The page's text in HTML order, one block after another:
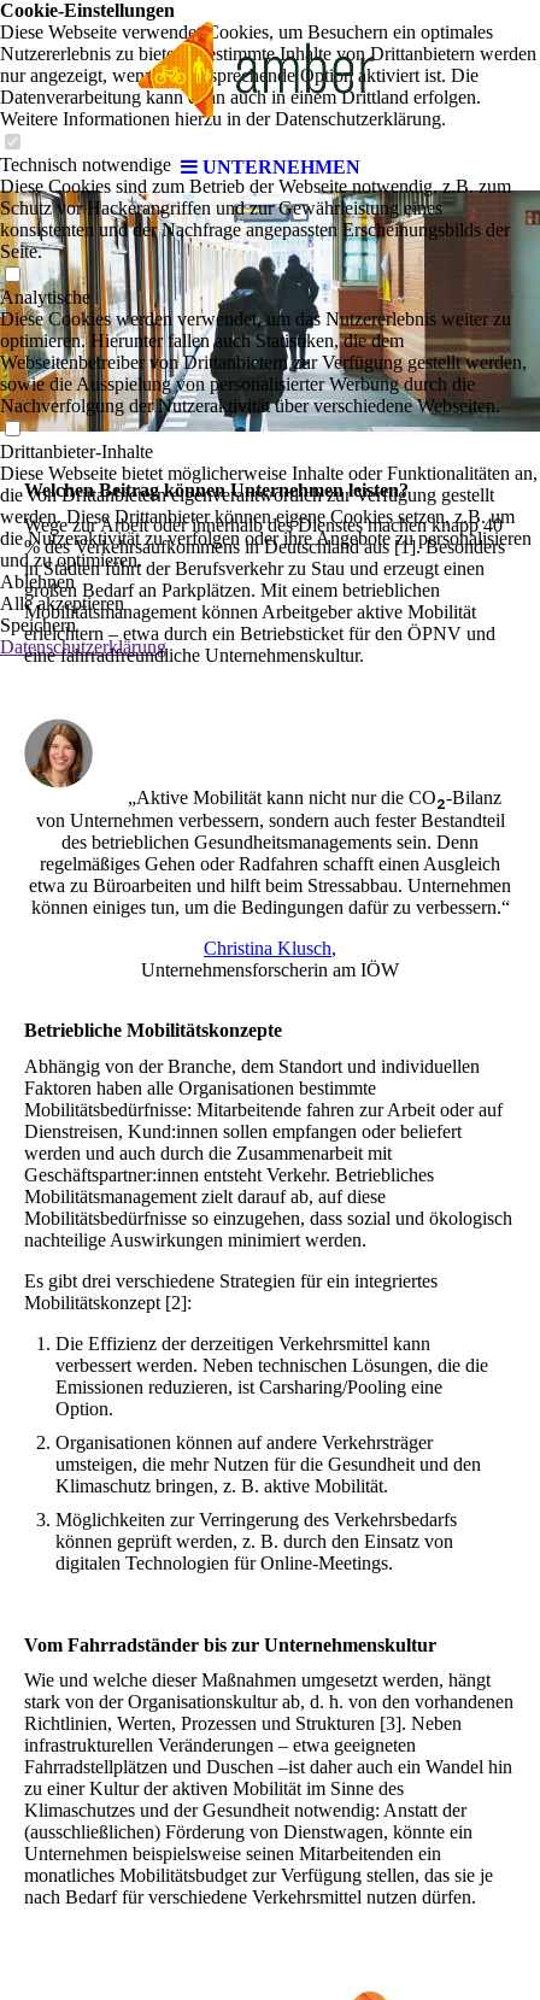
UNTERNEHMEN
Welchen Beitrag können Unternehmen leisten?
Wege zur Arbeit oder innerhalb des Dienstes machen knapp 40
% des Verkehrsaufkommens in Deutschland aus [1]. Besonders
in Städten führt der Berufsverkehr zu Stau und erzeugt einen
großen Bedarf an Parkplätzen. Mit einem betrieblichen
Mobilitätsmanagement können Arbeitgeber aktive Mobilität
erleichtern – etwa durch ein Betriebsticket für den ÖPNV und
eine fahrradfreundliche Unternehmenskultur.
„Aktive Mobilität kann nicht nur die CO₂-Bilanz
von Unternehmen verbessern, sondern auch fester Bestandteil
des betrieblichen Gesundheitsmanagements sein. Denn
regelmäßiges Gehen oder Radfahren schafft einen Ausgleich
etwa zu Büroarbeiten und hilft beim Stressabbau. Unternehmen
können einiges tun, um die Bedingungen dafür zu verbessern.“
Christina Klusch,
Unternehmensforscherin am IÖW
Betriebliche Mobilitätskonzepte
Abhängig von der Branche, dem Standort und individuellen
Faktoren haben alle Organisationen bestimmte
Mobilitätsbedürfnisse: Mitarbeitende fahren zur Arbeit oder auf
Dienstreisen, Kund:innen sollen empfangen oder beliefert
werden und auch durch die Zusammenarbeit mit
Geschäftspartner:innen entsteht Verkehr. Betriebliches
Mobilitätsmanagement zielt darauf ab, auf diese
Mobilitätsbedürfnisse so einzugehen, dass sozial und ökologisch
nachteilige Auswirkungen minimiert werden.
Es gibt drei verschiedene Strategien für ein integriertes
Mobilitätskonzept [2]:
Die Effizienz der derzeitigen Verkehrsmittel kann
verbessert werden. Neben technischen Lösungen, die die
Emissionen reduzieren, ist Carsharing/Pooling eine
Option.
Organisationen können auf andere Verkehrsträger
umsteigen, die mehr Nutzen für die Gesundheit und den
Klimaschutz bringen, z. B. aktive Mobilität.
Möglichkeiten zur Verringerung des Verkehrsbedarfs
können geprüft werden, z. B. durch den Einsatz von
digitalen Technologien für Online-Meetings.
Vom Fahrradständer bis zur Unternehmenskultur
Wie und welche dieser Maßnahmen umgesetzt werden, hängt
stark von der Organisationskultur ab, d. h. von den vorhandenen
Richtlinien, Werten, Prozessen und Strukturen [3]. Neben
infrastrukturellen Veränderungen – etwa geeigneten
Fahrradstellplätzen und Duschen –ist daher auch ein Wandel hin
zu einer Kultur der aktiven Mobilität im Sinne des
Klimaschutzes und der Gesundheit notwendig: Anstatt der
(ausschließlichen) Förderung von Dienstwagen, könnte ein
Unternehmen beispielsweise seinen Mitarbeitenden ein
monatliches Mobilitätsbudget zur Verfügung stellen, das sie je
nach Bedarf für verschiedene Verkehrsmittel nutzen dürfen.
Cookie-Einstellungen
Diese Webseite verwendet Cookies, um Besuchern ein optimales
Nutzererlebnis zu bieten. Bestimmte Inhalte von Drittanbietern werden
nur angezeigt, wenn die entsprechende Option aktiviert ist. Die
Datenverarbeitung kann dann auch in einem Drittland erfolgen.
Weitere Informationen hierzu in der Datenschutzerklärung.
Technisch notwendige
Diese Cookies sind zum Betrieb der Webseite notwendig, z.B. zum
Schutz vor Hackerangriffen und zur Gewährleistung eines
konsistenten und der Nachfrage angepassten Erscheinungsbilds der
Seite.
Analytische
Diese Cookies werden verwendet, um das Nutzererlebnis weiter zu
optimieren. Hierunter fallen auch Statistiken, die dem
Webseitenbetreiber von Drittanbietern zur Verfügung gestellt werden,
sowie die Ausspielung von personalisierter Werbung durch die
Nachverfolgung der Nutzeraktivität über verschiedene Webseiten.
Drittanbieter-Inhalte
Diese Webseite bietet möglicherweise Inhalte oder Funktionalitäten an,
die von Drittanbietern eigenverantwortlich zur Verfügung gestellt
werden. Diese Drittanbieter können eigene Cookies setzen, z.B. um
die Nutzeraktivität zu verfolgen oder ihre Angebote zu personalisieren
und zu optimieren.
Ablehnen
Alle akzeptieren
Speichern
Datenschutzerklärung